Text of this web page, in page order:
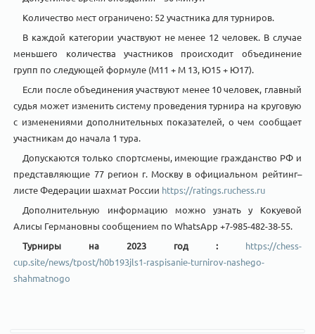
Количество мест ограничено: 52 участника для турниров.
В каждой категории участвуют не менее 12 человек. В случае
меньшего количества участников происходит объединение
групп по следующей формуле (М11 + М 13, Ю15 + Ю17).
Если после объединения участвуют менее 10 человек, главный
судья может изменить систему проведения турнира на круговую
с изменениями дополнительных показателей, о чем сообщает
участникам до начала 1 тура.
Допускаются только спортсмены, имеющие гражданство РФ и
представляющие 77 регион г. Москву в официальном рейтинг–
листе Федерации шахмат России https://ratings.ruchess.ru
Дополнительную информацию можно узнать у Кокуевой
Алисы Германовны сообщением по WhatsApp +7-985-482-38-55.
Турниры на 2023 год : https://chess-
cup.site/news/tpost/h0b193jls1-raspisanie-turnirov-nashego-
shahmatnogo